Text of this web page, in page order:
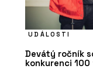
UDÁLOSTI
Devátý ročník
konkurenci